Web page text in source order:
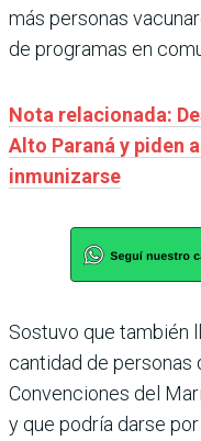
más personas
de programas en
Nota relacionada:
Alto Paraná y piden
inmunizarse
Sostuvo que también
cantidad de personas
Convenciones del
y que podría darse